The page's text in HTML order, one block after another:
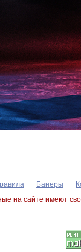
Банеры
на сайте имеют